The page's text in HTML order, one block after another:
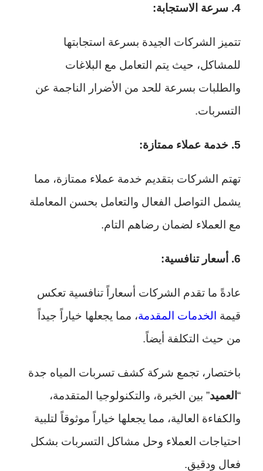
4. سرعة الاستجابة:
تتميز الشركات الجيدة بسرعة استجابتها
للمشاكل، حيث يتم التعامل مع البلاغات
والطلبات بسرعة للحد من الأضرار الناجمة عن
التسربات.
5. خدمة عملاء ممتازة:
تهتم الشركات بتقديم خدمة عملاء ممتازة، مما
يشمل التواصل الفعال والتعامل بحسن المعاملة
مع العملاء لضمان رضاهم التام.
6. أسعار تنافسية:
عادةً ما تقدم الشركات أسعاراً تنافسية تعكس
قيمة الخدمات المقدمة، مما يجعلها خياراً جيداً
من حيث التكلفة أيضاً.
باختصار، تجمع شركة كشف تسربات المياه جدة
“ العميد” بين الخبرة، والتكنولوجيا المتقدمة،
والكفاءة العالية، مما يجعلها خياراً موثوقاً لتلبية
احتياجات العملاء وحل مشاكل التسربات بشكل
فعال ودقيق.